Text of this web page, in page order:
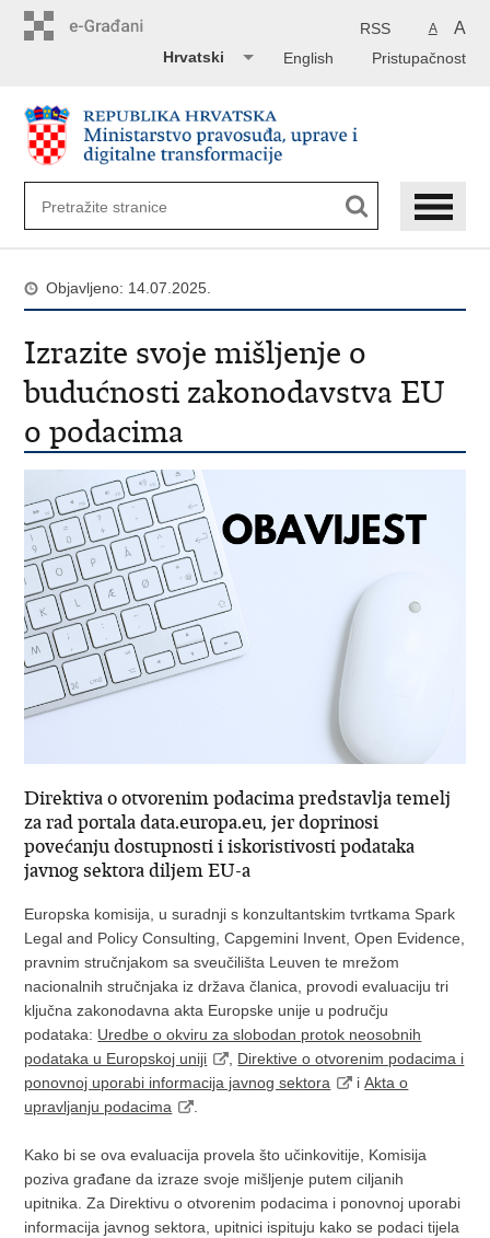
A A
RSS
Pristupačnost
English
Hrvatski
Objavljeno: 14.07.2025.
Izrazite svoje mišljenje o
budućnosti zakonodavstva EU
o podacima
Direktiva o otvorenim podacima predstavlja temelj
za rad portala data.europa.eu, jer doprinosi
povećanju dostupnosti i iskoristivosti podataka
javnog sektora diljem EU-a
Europska komisija, u suradnji s konzultantskim tvrtkama Spark
Legal and Policy Consulting, Capgemini Invent, Open Evidence,
pravnim stručnjakom sa sveučilišta Leuven te mrežom
nacionalnih stručnjaka iz država članica, provodi evaluaciju tri
ključna zakonodavna akta Europske unije u području
podataka: Uredbe o okviru za slobodan protok neosobnih
podataka u Europskoj uniji
Direktive o otvorenim podacima i
ponovnoj uporabi informacija javnog sektora
iAkta o
upravljanju podacima
Kako bi se ova evaluacija provela što učinkovitije, Komisija
poziva građane da izraze svoje mišljenje putem ciljanih
upitnika. Za Direktivu o otvorenim podacima i ponovnoj uporabi
informacija javnog sektora, upitnici ispituju kako se podaci tijela